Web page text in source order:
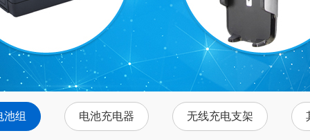
池组 电池充电器 无线充电支架